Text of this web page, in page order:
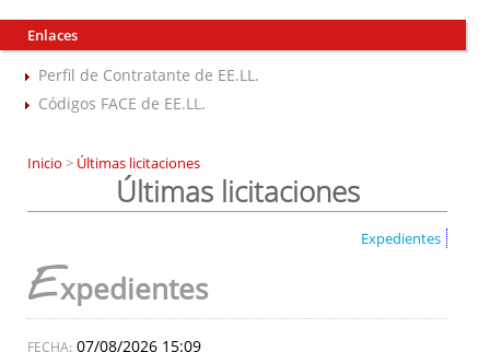
Enlaces
Perfil de Contratante de EE.LL.
Códigos FACE de EE.LL.
Inicio > Últimas licitaciones
Últimas licitaciones
Expedientes
Expedientes
07/08/2026 15:09